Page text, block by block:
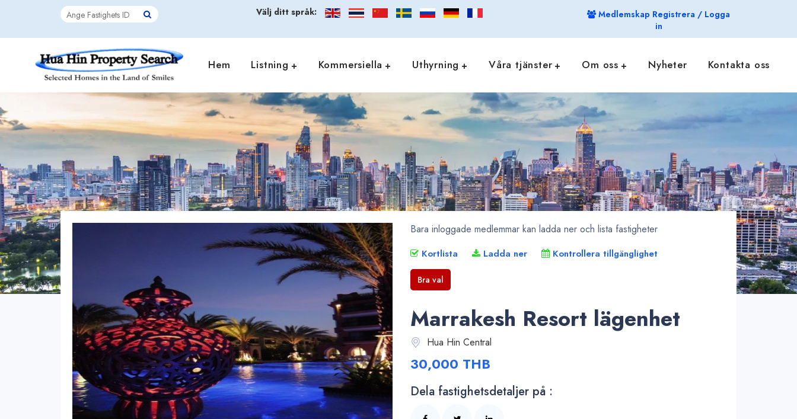
Välj ditt språk:
Medlemskap Registrera / Logga
in
Hem Listning Kommersiella Uthyrning Våra tjänster Om oss Nyheter Kontakta oss
Bara inloggade medlemmar kan ladda ner och lista fastigheter
Kortlista Ladda ner Kontrollera tillgänglighet
Bra val
Marrakesh Resort lägenhet
Hua Hin Central
30,000 THB
Dela fastighetsdetaljer på :